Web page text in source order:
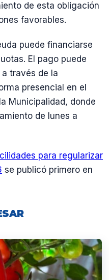
de esta obligación
favorables.
puede financiarse
El pago puede
través de la
presencial en el
Municipalidad, donde
de lunes a
para regularizar
se publicó primero en